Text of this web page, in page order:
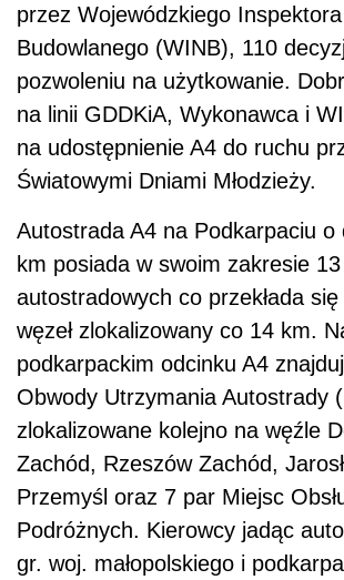
przez Wojewódzkiego
Budowlanego (WINB), 110
pozwoleniu na użytkowanie.
na linii GDDKiA, Wykonawca i
na udostępnienie A4 do ruchu
Światowymi Dniami Młodzieży.
Autostrada A4 na Podkarpaciu o
km posiada w swoim zakresie 13
autostradowych co przekłada
węzeł zlokalizowany co 14 km.
podkarpackim odcinku A4
Obwody Utrzymania Autostrady
zlokalizowane kolejno na węźle
Zachód, Rzeszów Zachód,
Przemyśl oraz 7 par Miejsc
Podróżnych. Kierowcy jadąc
gr. woj. małopolskiego i